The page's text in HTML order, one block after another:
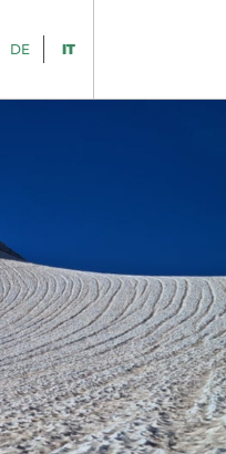
DE
IT